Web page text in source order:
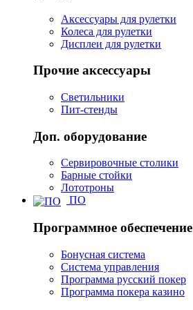
Аксессуары для рулетки
Колеса для рулетки
Дисплеи для рулетки
Прочие аксессуары
Светильники
Пит-стенды
Доп. оборудование
Сервировочные столики
Барные стойки
Лототроны
ПО
Программное обеспечение
Бонусная система
Система управления
Программа русский покер
Программа покера казино